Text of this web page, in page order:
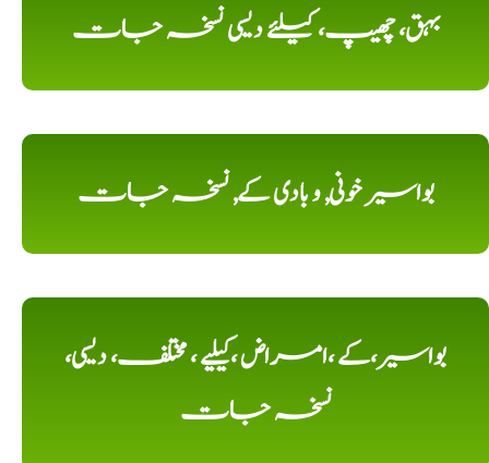
بہق، چھیپ، کیلئے دیسی نسخہ جات
بواسیر خونی, و بادی کے, نسخہ جات
بواسیر،کے ،امراض ،کیلیے ، مختلف، دیسی،
نسخہ جات